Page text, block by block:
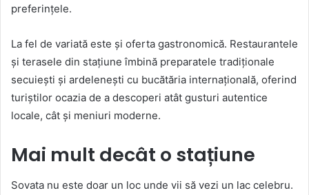
preferințele.
La fel de variată este și oferta gastronomică. Restaurantele
și terasele din stațiune îmbină preparatele tradiționale
secuiești și ardelenești cu bucătăria internațională, oferind
turiștilor ocazia de a descoperi atât gusturi autentice
locale, cât și meniuri moderne.
Mai mult decât o stațiune
Sovata nu este doar un loc unde vii să vezi un lac celebru.